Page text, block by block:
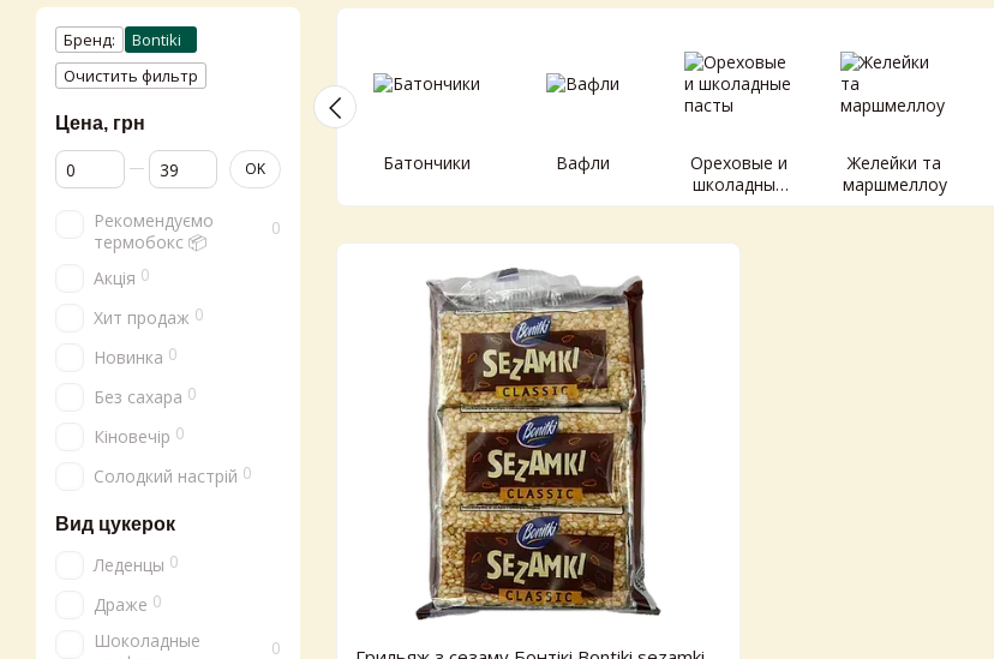
Батончики Вафли
Ореховые и
школадные
пасты
Желейки та
маршмеллоу
Бренд:
Bontiki
Очистить фильтр
Цена, грн
От Цена, грн
До Цена, грн OK
Рекомендуємо
термобокс 📦
0
Акція 0
Хит продаж 0
Новинка 0
Без сахара 0
Кіновечір 0
Солодкий настрій 0
Вид цукерок
Леденцы 0
Драже 0
Шоколадные
0